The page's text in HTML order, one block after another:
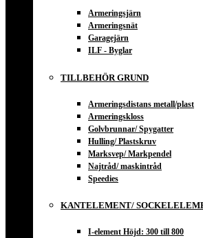
Armeringsjärn
Armeringsnät
Garagejärn
ILF - Byglar
TILLBEHÖR GRUND
Armeringsdistans metall/plast
Armeringskloss
Golvbrunnar/ Spygatter
Hulling/ Plastskruv
Marksvep/ Markpendel
Najtråd/ maskintråd
Speedies
KANTELEMENT/
I-element Höjd: 300 till 800